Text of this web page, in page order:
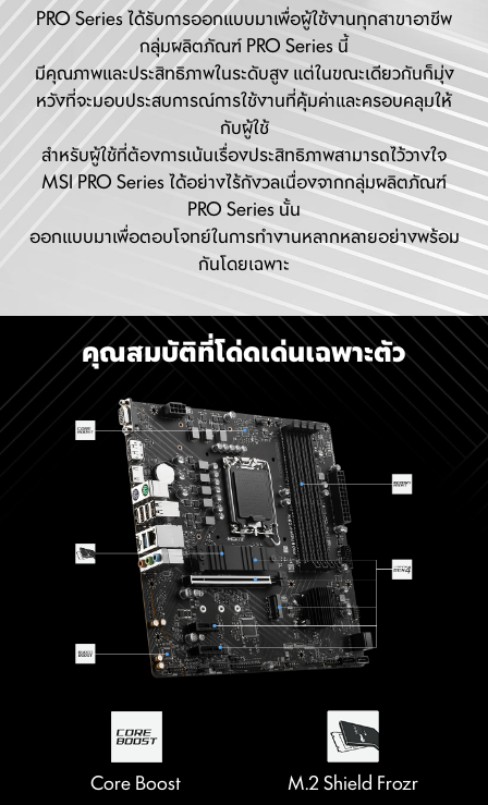
PRO Series ได้รับการออกแบบมาเพื่อผู้ใช้งานทุกสาขาอาชีพ
กลุ่มผลิตภัณฑ์ PRO Series นี้
มีคุณภาพและประสิทธิภาพในระดับสูง แต่ในขณะเดียวกันก็มุ่ง
หวังที่จะมอบประสบการณ์การใช้งานที่คุ้มค่าและครอบคลุมให้
กับผู้ใช้
สำหรับผู้ใช้ที่ต้องการเน้นเรื่องประสิทธิภาพสามารถไว้วางใจ
MSI PRO Series ได้อย่างไร้กังวลเนื่องจากกลุ่มผลิตภัณฑ์
PRO Series นั้น
ออกแบบมาเพื่อตอบโจทย์ในการทำงานหลากหลายอย่างพร้อม
กันโดยเฉพาะ
คุณสมบัติที่โด่ดเด่นเฉพาะตัว
Core Boost M.2 Shield Frozr